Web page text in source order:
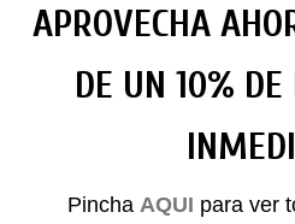
APROVECHA
DE UN 10% DE
Pincha AQUI para ver